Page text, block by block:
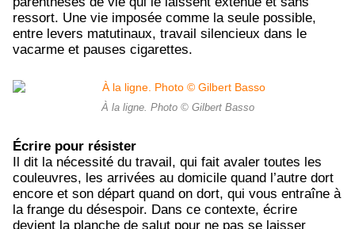
ressort. Une vie imposée comme la seule possible,
entre levers matutinaux, travail silencieux dans le
vacarme et pauses cigarettes.
À la ligne. Photo © Gilbert Basso
Écrire pour résister
Il dit la nécessité du travail, qui fait avaler toutes les
couleuvres, les arrivées au domicile quand l’autre dort
encore et son départ quand on dort, qui vous entraîne à
la frange du désespoir. Dans ce contexte, écrire
devient la planche de salut pour ne pas se laisser